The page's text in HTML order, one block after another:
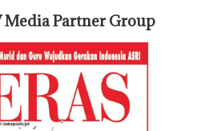
Media Partner Group